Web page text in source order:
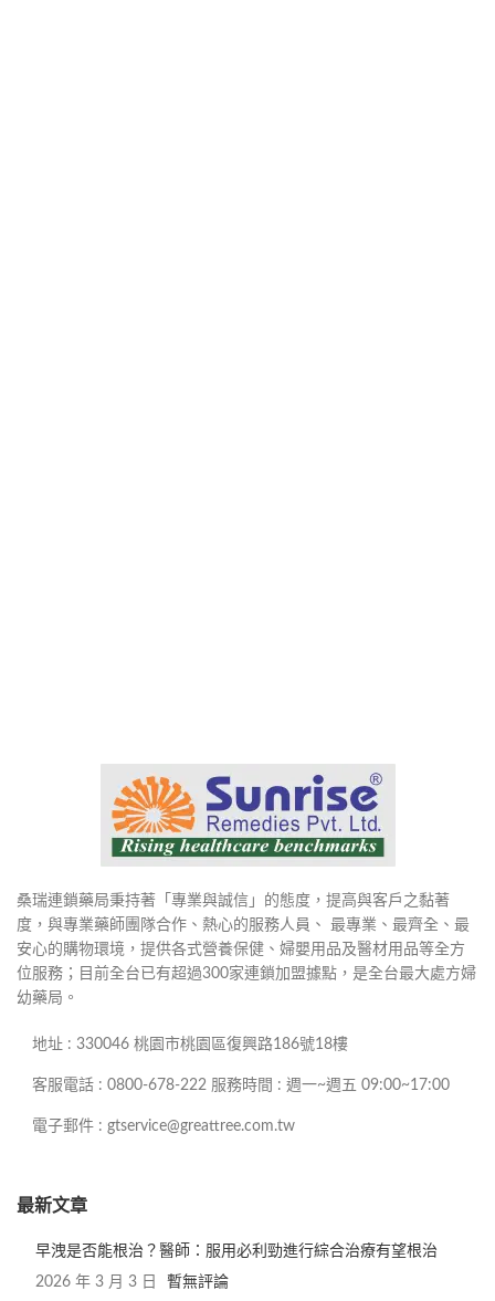
桑瑞連鎖藥局秉持著「專業與誠信」的態度，提高與客戶之黏著
度，與專業藥師團隊合作、熱心的服務人員、 最專業、最齊全、最
安心的購物環境，提供各式營養保健、婦嬰用品及醫材用品等全方
位服務；目前全台已有超過300家連鎖加盟據點，是全台最大處方婦
幼藥局。
地址 : 330046 桃園市桃園區復興路186號18樓
客服電話 : 0800-678-222 服務時間 : 週一~週五 09:00~17:00
電子郵件 : gtservice@greattree.com.tw
最新文章
早洩是否能根治？醫師：服用必利勁進行綜合治療有望根治
2026 年 3 月 3 日 暫無評論